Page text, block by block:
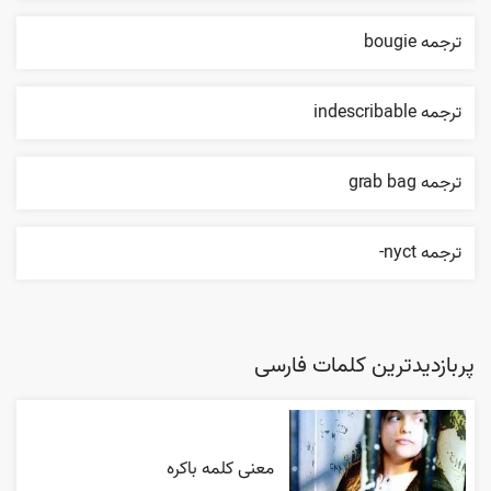
ترجمه bougie
ترجمه indescribable
ترجمه grab bag
ترجمه nyct-
پربازدیدترین کلمات فارسی
معنی کلمه باکره